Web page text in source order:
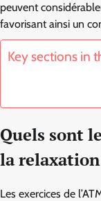
peuvent
favorisant ainsi un
Key sections in
Quels sont
la
Les exercices de